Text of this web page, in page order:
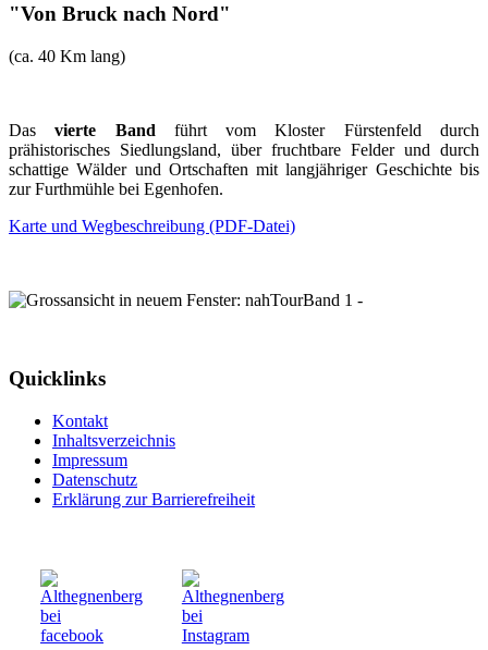
"Von Bruck nach Nord"
(ca. 40 Km lang)
Dasvierte Band führt vom Kloster Fürstenfeld durch
prähistorisches Siedlungsland, über fruchtbare Felder und durch
schattige Wälder und Ortschaften mit langjähriger Geschichte bis
zur Furthmühle bei Egenhofen.
Karte und Wegbeschreibung (PDF-Datei)
Quicklinks
Kontakt
Inhaltsverzeichnis
Impressum
Datenschutz
Erklärung zur Barrierefreiheit